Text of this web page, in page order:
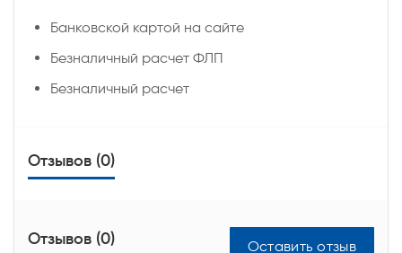
Банковской картой на сайте
Безналичный расчет ФЛП
Безналичный расчет
Отзывов (0)
Отзывов (0) Оставить отзыв